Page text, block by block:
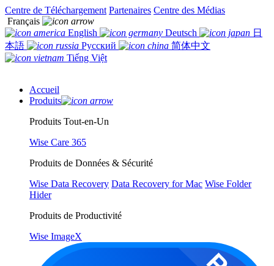
Centre de Téléchargement Partenaires Centre des Médias
Français
English
Deutsch
日
本語
Русский
简体中文
Tiếng Việt
Accueil
Produits
Produits Tout-en-Un
Wise Care 365
Produits de Données & Sécurité
Wise Data Recovery Data Recovery for Mac Wise Folder
Hider
Produits de Productivité
Wise ImageX